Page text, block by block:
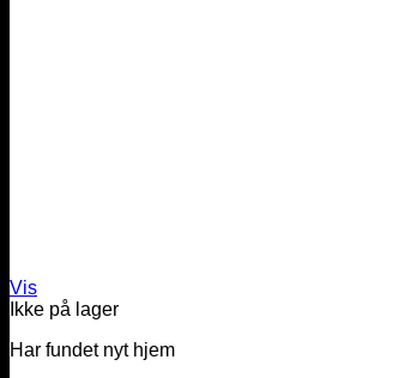
Vis
Ikke på lager
Har fundet nyt hjem